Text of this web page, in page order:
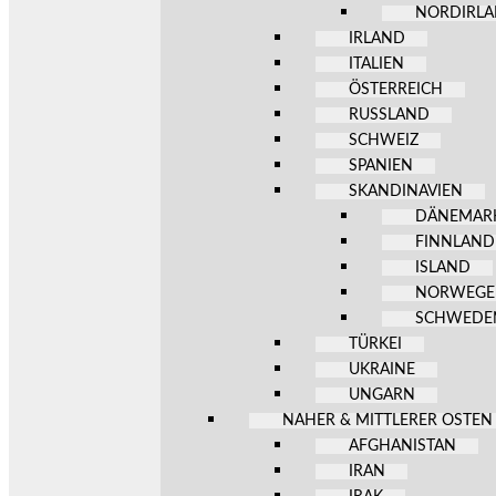
IRLAND
ITALIEN
ÖSTERREICH
RUSSLAND
SCHWEIZ
SPANIEN
SKANDINAVIEN
FINNLAND
ISLAND
TÜRKEI
UKRAINE
UNGARN
NAHER & MITTLERER OSTEN
AFGHANISTAN
IRAN